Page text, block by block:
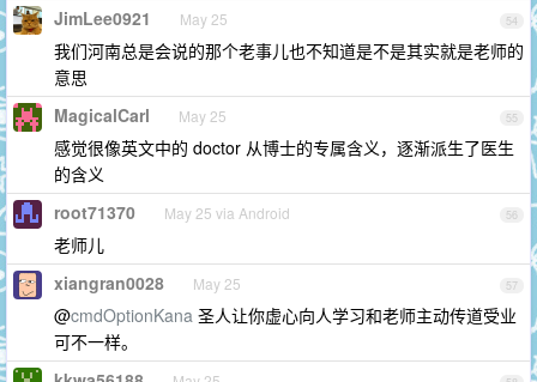
54
JimLee0921 May 25
我们河南总是会说的那个老事儿也不知道是不是其实就是老师的
意思
55
MagicalCarl May 25
感觉很像英文中的 doctor 从博士的专属含义，逐渐派生了医生
的含义
56
root71370 May 25 via Android
老师儿
57
xiangran0028 May 25
@cmdOptionKana 圣人让你虚心向人学习和老师主动传道受业
可不一样。